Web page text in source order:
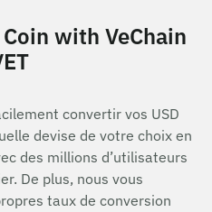
with VeChain
convertir vos USD
devise de votre choix en
des millions d’utilisateurs
De plus, nous vous
taux de conversion